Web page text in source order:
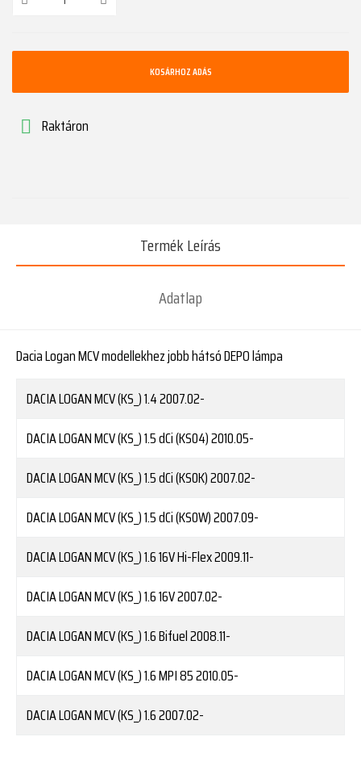
KOSÁRHOZ ADÁS
 Raktáron
Termék Leírás
Adatlap
Dacia Logan MCV modellekhez jobb hátsó DEPO lámpa
DACIALOGAN MCV (KS_) 1.42007.02-
DACIALOGAN MCV (KS_) 1.5 dCi (KS04)2010.05-
DACIALOGAN MCV (KS_) 1.5 dCi (KS0K)2007.02-
DACIALOGAN MCV (KS_) 1.5 dCi (KS0W)2007.09-
DACIALOGAN MCV (KS_) 1.6 16V Hi-Flex2009.11-
DACIALOGAN MCV (KS_) 1.6 16V2007.02-
DACIALOGAN MCV (KS_) 1.6 Bifuel2008.11-
DACIALOGAN MCV (KS_) 1.6 MPI 852010.05-
DACIALOGAN MCV (KS_) 1.62007.02-